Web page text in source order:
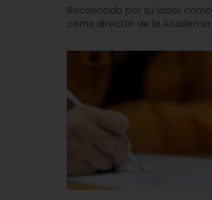
Reconocido por su labor
como director de la Academia